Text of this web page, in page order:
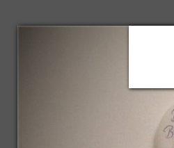
Direkt zum Inhalt